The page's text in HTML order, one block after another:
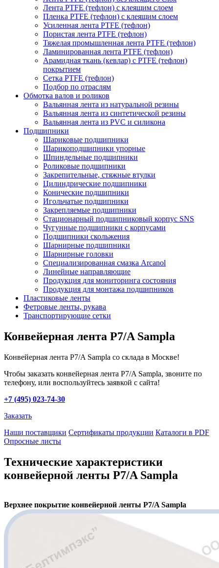
Лента PTFE (тефлон) с клеящим слоем
Пленка PTFE (тефлон) с клеящим слоем
Усиленная лента PTFE (тефлон)
Пористая лента PTFE (тефлон)
Тяжелая промышленная лента PTFE (тефлон)
Ламинированная лента PTFE (тефлон)
Арамидная ткань (кевлар) с PTFE (тефлон)
покрытием
Сетка PTFE (тефлон)
Подбор по отраслям
Обмотка валов и роликов
Вальянная лента из натуральной резины
Вальянная лента из синтетической резины
Вальянная лента из PVC и силикона
Подшипники
Шариковые подшипники
Шарикоподшипники упорные
Шпиндельные подшипники
Роликовые подшипники
Закрепительные, стяжные втулки
Цилиндрические подшипники
Конические подшипники
Игольчатые подшипники
Закрепляемые подшипники
Стационарный подшипниковый корпус SNS
Чугунные подшипники с корпусами
Подшипники скольжения
Шарнирные подшипники
Шарнирные головки
Специализированная смазка Arcanol
Линейные направляющие
Продукция для мониторинга состояния
Продукция для монтажа подшипников
Пластиковые ленты
Фетровые ленты, рукава
Транспортирующие сетки
Конвейерная лента P7/A Sampla
Конвейерная лента P7/A Sampla со склада в Москве!
Чтобы заказать конвейерная лента P7/A Sampla, звоните по
телефону, или воспользуйтесь заявкой с сайта!
+7 (495) 023-74-30
Заказать
Наши поставщики Сертификаты продукции Каталоги в PDF
Опросные листы
Технические характеристики
конвейерной ленты P7/A Sampla
Верхнее покрытие конвейерной ленты P7/A Sampla